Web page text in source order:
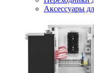
Аксессуары